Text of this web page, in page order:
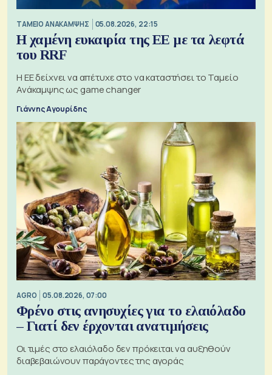
ΤΑΜΕΙΟ ΑΝΑΚΑΜΨΗΣ 05.08.2026, 22:15
Η χαμένη ευκαιρία της ΕΕ με τα λεφτά
του RRF
Η ΕΕ δείχνει να απέτυχε στο να καταστήσει το Ταμείο
Ανάκαμψης ως game changer
Γιάννης Αγουρίδης
AGRO 05.08.2026, 07:00
Φρένο στις ανησυχίες για το ελαιόλαδο
– Γιατί δεν έρχονται ανατιμήσεις
Οι τιμές στο ελαιόλαδο δεν πρόκειται να αυξηθούν
διαβεβαιώνουν παράγοντες της αγοράς